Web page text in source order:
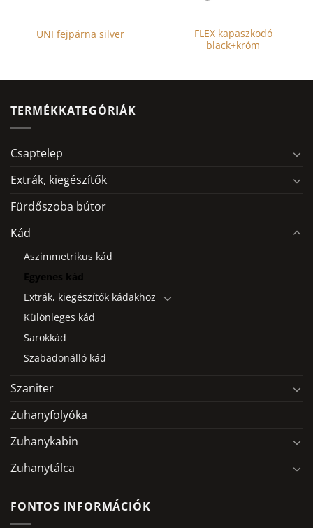
UNI fejpárna silver
FLEX kapaszkodó
black+króm
TERMÉKKATEGÓRIÁK
Csaptelep
Extrák, kiegészítők
Fürdőszoba bútor
Kád
Aszimmetrikus kád
Egyenes kád
Extrák, kiegészítők kádakhoz
Különleges kád
Sarokkád
Szabadonálló kád
Szaniter
Zuhanyfolyóka
Zuhanykabin
Zuhanytálca
FONTOS INFORMÁCIÓK